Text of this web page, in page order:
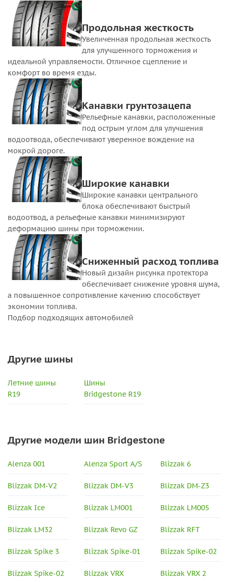
Продольная жесткость
Увеличенная продольная жесткость
для улучшенного торможения и
идеальной управляемости. Отличное сцепление и
комфорт во время езды.
Канавки грунтозацепа
Рельефные канавки, расположенные
под острым углом для улучшения
водоотвода, обеспечивают уверенное вождение на
мокрой дороге.
Широкие канавки
Широкие канавки центрального
блока обеспечивают быстрый
водоотвод, а рельефные канавки минимизируют
деформацию шины при торможении.
Сниженный расход топлива
Новый дизайн рисунка протектора
обеспечивает снижение уровня шума,
а повышенное сопротивление качению способствует
экономии топлива.
Подбор подходящих автомобилей
Другие шины
Летние шины
R19
Шины
Bridgestone R19
Другие модели шин Bridgestone
Alenza 001 Alenza Sport A/S Blizzak 6
Blizzak DM-V2 Blizzak DM-V3 Blizzak DM-Z3
Blizzak Ice Blizzak LM001 Blizzak LM005
Blizzak LM32 Blizzak Revo GZ Blizzak RFT
Blizzak Spike 3 Blizzak Spike-01 Blizzak Spike-02
Blizzak Spike-02
Blizzak VRX Blizzak VRX 2